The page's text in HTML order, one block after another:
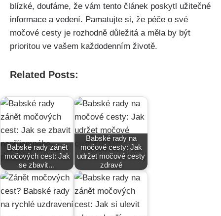
blízké, doufáme, že vám tento článek poskytl užitečné
informace⁣ a vedení. ⁢Pamatujte si, ‍že‍ péče ‌o své​
močové cesty je rozhodně důležitá a měla by být
prioritou ⁢ve vašem každodenním ​životě.⁤
Related Posts:
Babské rady zánět
močových cest: Jak
se zbavit…
Babské rady na
močové cesty: Jak
udržet močové cesty
zdravé